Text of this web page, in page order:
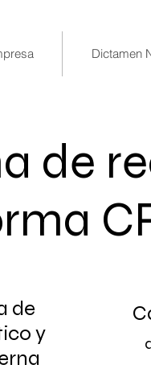
Dictamen
de
de
y